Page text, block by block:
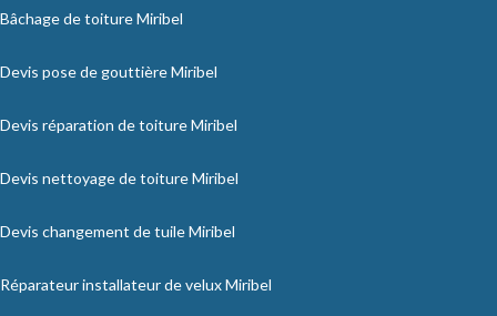
Bâchage de toiture Miribel
Devis pose de gouttière Miribel
Devis réparation de toiture Miribel
Devis nettoyage de toiture Miribel
Devis changement de tuile Miribel
Réparateur installateur de velux Miribel